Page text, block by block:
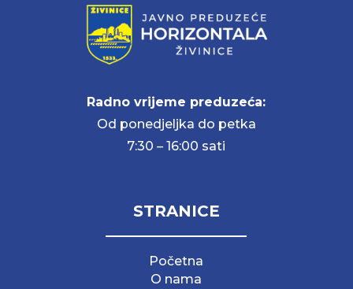
Radno vrijeme preduzeća:
Od ponedjeljka do petka
7:30 – 16:00 sati
STRANICE
Početna
O nama